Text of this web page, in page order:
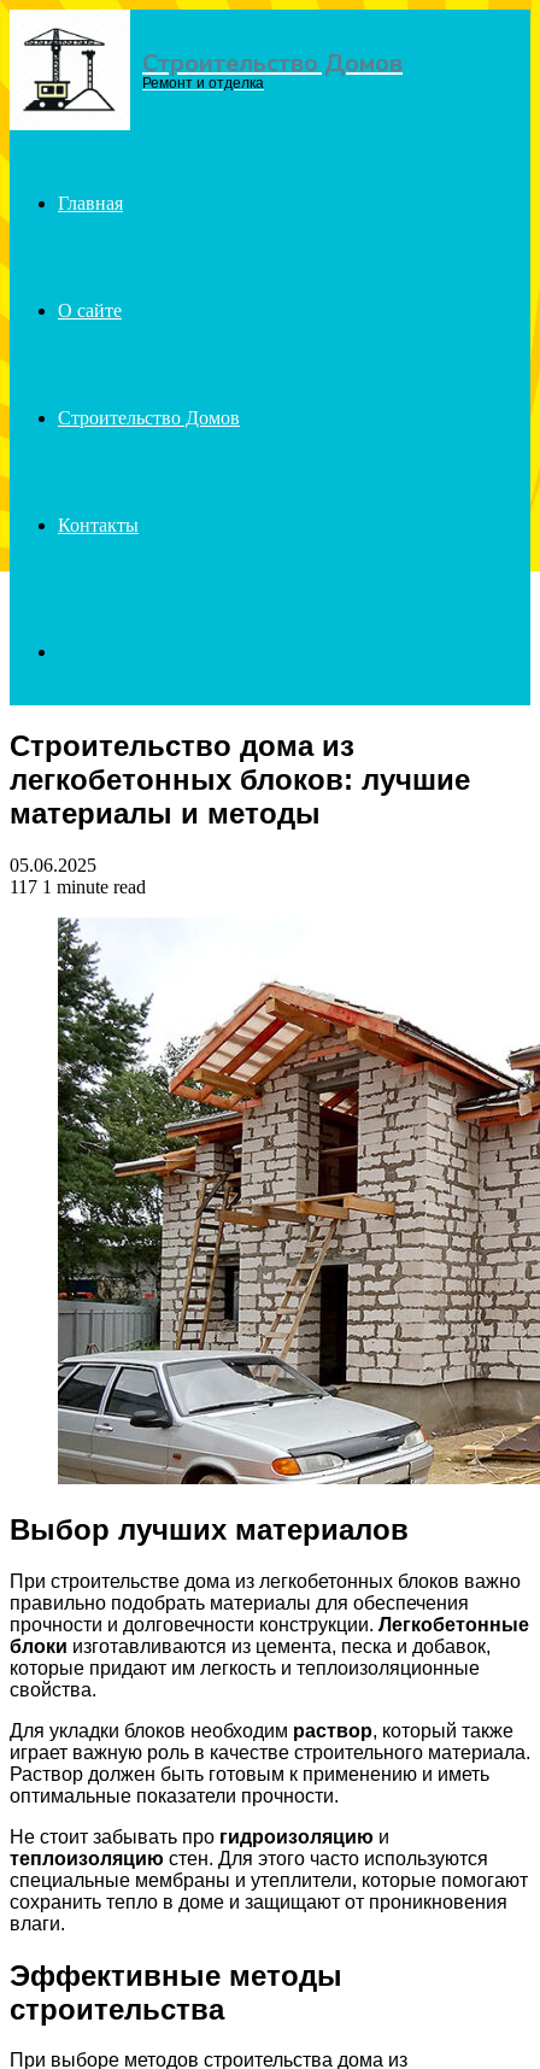
Строительство Домов
Ремонт и отделка
Главная
О сайте
Строительство Домов
Контакты
for
Строительство дома из
легкобетонных блоков: лучшие
материалы и методы
05.06.2025
117 1 minute read
Выбор лучших материалов
При строительстве дома из легкобетонных блоков важно
правильно подобрать материалы для обеспечения
прочности и долговечности конструкции. Легкобетонные
блоки изготавливаются из цемента, песка и добавок,
которые придают им легкость и теплоизоляционные
свойства.
Для укладки блоков необходим раствор, который также
играет важную роль в качестве строительного материала.
Раствор должен быть готовым к применению и иметь
оптимальные показатели прочности.
Не стоит забывать про гидроизоляцию и
теплоизоляцию стен. Для этого часто используются
специальные мембраны и утеплители, которые помогают
сохранить тепло в доме и защищают от проникновения
влаги.
Эффективные методы
строительства
При выборе методов строительства дома из